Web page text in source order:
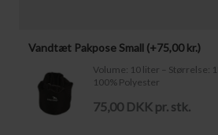
Vandtæt Pakpose Small (+75,00kr.)
Volume: 10 liter – Størrelse:
100% Polyester
75,00 DKK pr. stk.